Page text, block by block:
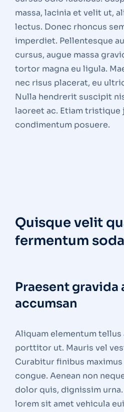
massa, lacinia et velit ut,
lectus. Donec rhoncus
imperdiet. Pellentesque
cursus, augue massa
tortor magna eu ligula.
nec risus placerat, eu
Nulla hendrerit suscipit
laoreet ac. Etiam tristique
condimentum posuere.
Quisque velit
fermentum
Praesent gravida
accumsan
Aliquam elementum
porttitor ut. Mauris vel
Curabitur finibus
congue. Aenean non
dolor quis, dignissim
lorem sit amet vehicula